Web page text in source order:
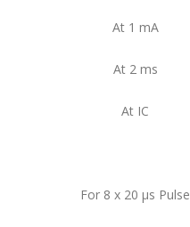
At 1 mA
At 2 ms
At IC
For 8 x 20 μs Pulse